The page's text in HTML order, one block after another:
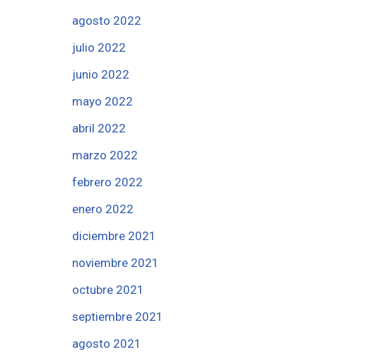
agosto 2022
julio 2022
junio 2022
mayo 2022
abril 2022
marzo 2022
febrero 2022
enero 2022
diciembre 2021
noviembre 2021
octubre 2021
septiembre 2021
agosto 2021